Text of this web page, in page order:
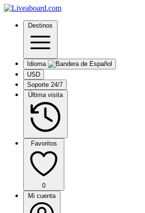
Destinos
Idioma
USD
Soporte 24/7
Última visita
Favoritos
0
Mi cuenta